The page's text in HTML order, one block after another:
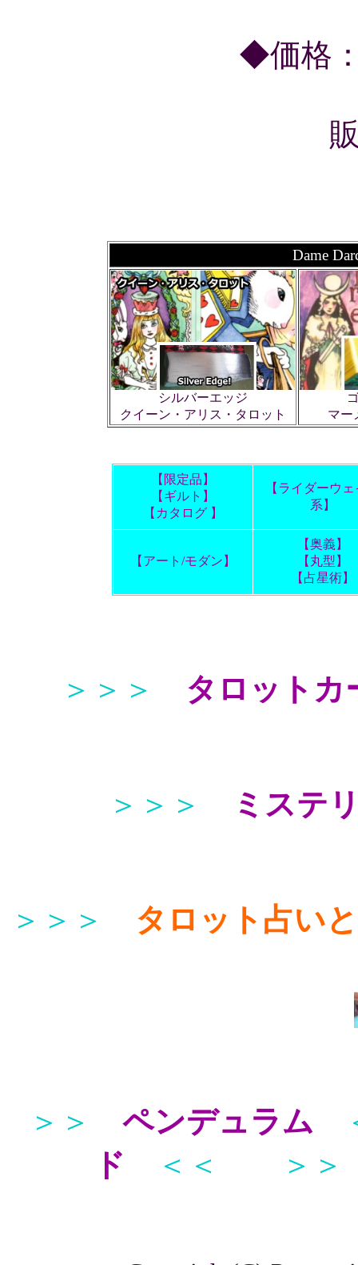
◆価格
Dame
シルバーエッジ
クイーン・アリス・タロット
マー
【限定品】
【ギルト】
【カタログ 】
【ライダーウ
系】
【アート/モダン】
【奥義】
【丸型】
【占星術】
＞＞＞ タロットカ
＞＞＞ ミステ
＞＞＞ タロット占い
＞＞ ペンデュラム
ド
＜＜ ＞＞